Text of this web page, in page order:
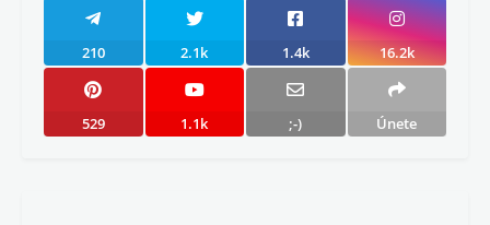
210 2.1k 1.4k 16.2k
529 1.1k ;-) Únete